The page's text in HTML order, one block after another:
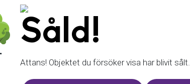
Såld!
Attans! Objektet du försöker visa har blivit sålt.